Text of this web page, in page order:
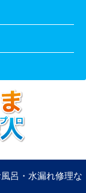
呂・水漏れ修理な